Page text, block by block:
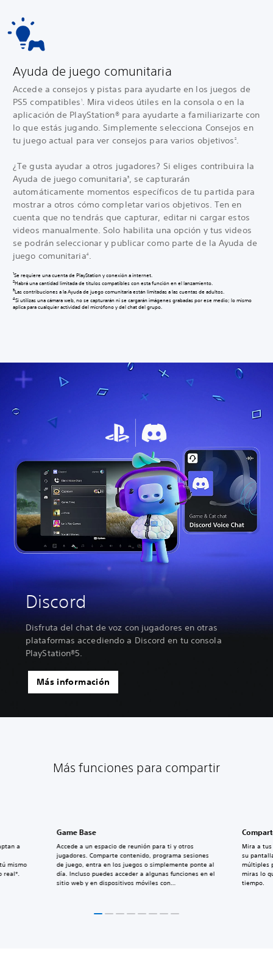
Ayuda de juego comunitaria
Accede a consejos y pistas para ayudarte en los juegos de
PS5 compatibles 1. Mira videos útiles en la consola o en la
aplicación de PlayStation® para ayudarte a familiarizarte con
lo que estás jugando. Simplemente selecciona Consejos en
tu juego actual para ver consejos para varios objetivos 2.
¿Te gusta ayudar a otros jugadores? Si eliges contribuira la
Ayuda de juego comunitaria 3, se capturarán
automáticamente momentos específicos de tu partida para
mostrar a otros cómo completar varios objetivos. Ten en
cuenta que no tendrás que capturar, editar ni cargar estos
videos manualmente. Solo habilita una opción y tus videos
se podrán seleccionar y publicar como parte de la Ayuda de
juego comunitaria 4 .
1Se requiere una cuenta de PlayStation y conexión a internet.
2Habrá una cantidad limitada de títulos compatibles con esta función en el lanzamiento.
3Las contribuciones a la Ayuda de juego comunitaria están limitadas a las cuentas de adultos.
4Si utilizas una cámara web, no se capturarán ni se cargarán imágenes grabadas por ese medio; lo mismo
aplica para cualquier actividad del micrófono y del chat del grupo.
Discord
Disfruta del chat de voz con jugadores en otras
plataformas accediendo a Discord en tu consola
PlayStation®5.
Más información
Más funciones para compartir
Game Base
Accede a un espacio de reunión para ti y otros
jugadores. Comparte contenido, programa sesiones
de juego, entra en los juegos o simplemente ponte al
día. Incluso puedes acceder a algunas funciones en el
sitio web y en dispositivos móviles con
Mira a
su
múltiples
miras lo
tiempo.
a
mismo
real*.